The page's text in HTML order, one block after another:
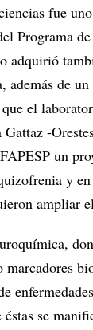
fue
Programa
adquirió
además de
el
-
un
y
ampliar
marcadores
éstas se